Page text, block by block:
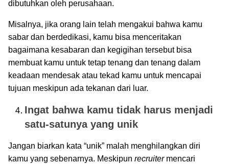
dibutuhkan oleh perusahaan.
Misalnya, jika orang lain telah mengakui bahwa kamu
sabar dan berdedikasi, kamu bisa menceritakan
bagaimana kesabaran dan kegigihan tersebut bisa
membuat kamu untuk tetap tenang dan tenang dalam
keadaan mendesak atau tekad kamu untuk mencapai
tujuan meskipun ada tekanan dari luar.
Ingat bahwa kamu tidak harus menjadi
satu-satunya yang unik
Jangan biarkan kata “unik” malah menghilangkan diri
kamu yang sebenarnya. Meskipun recruitermencari